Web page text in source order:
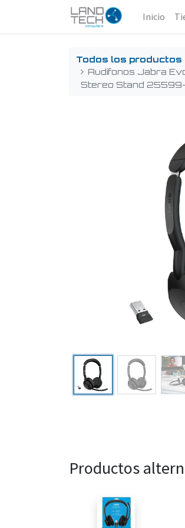
Inicio
Todos los productos
Audifonos Jabra
Stereo Stand
Productos